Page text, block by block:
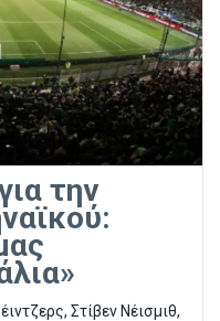
την
Στίβεν Νέισμιθ,